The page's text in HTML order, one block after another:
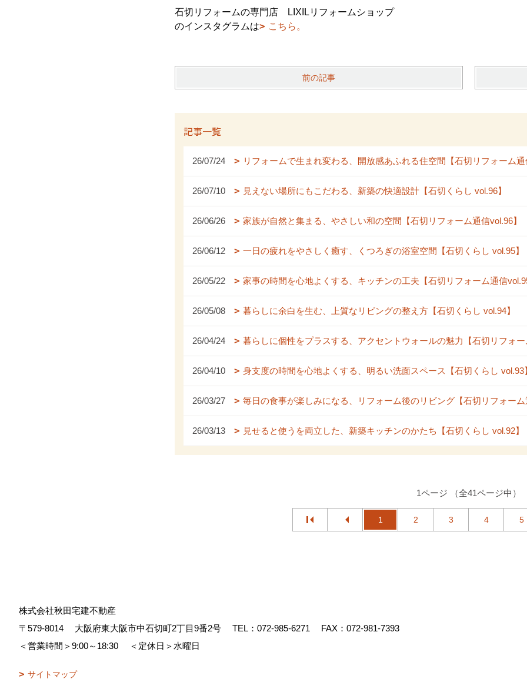
石切リフォームの専門店 LIXILリフォームショップ
のインスタグラムは
こちら。
前の記事
記事一覧
26/07/24 リフォームで生まれ変わる、開放感あふれる住空間【石切リフォーム
26/07/10 見えない場所にもこだわる、新築の快適設計【石切くらし vol.96】
26/06/26 家族が自然と集まる、やさしい和の空間【石切リフォーム通信vol.96】
26/06/12 一日の疲れをやさしく癒す、くつろぎの浴室空間【石切くらし vol.95】
26/05/22 家事の時間を心地よくする、キッチンの工夫【石切リフォーム通信
26/05/08 暮らしに余白を生む、上質なリビングの整え方【石切くらし vol.94】
26/04/24 暮らしに個性をプラスする、アクセントウォールの魅力【石切リフォ
26/04/10 身支度の時間を心地よくする、明るい洗面スペース【石切くらし vol.93
26/03/27 毎日の食事が楽しみになる、リフォーム後のリビング【石切リフォー
26/03/13 見せると使うを両立した、新築キッチンのかたち【石切くらし vol.92】
1ページ （全41ページ中）
1 2 3 4 5
株式会社秋田宅建不動産
〒579-8014
大阪府東大阪市中石切町2丁目9番2号 TEL： 072-985-6271
FAX：072-981-7393
＜営業時間＞9:00～18:30
＜定休日＞水曜日
サイトマップ